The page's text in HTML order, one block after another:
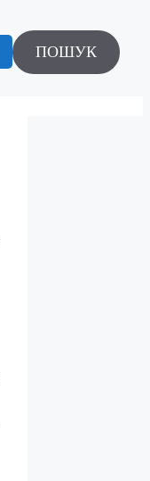
ПОШУК